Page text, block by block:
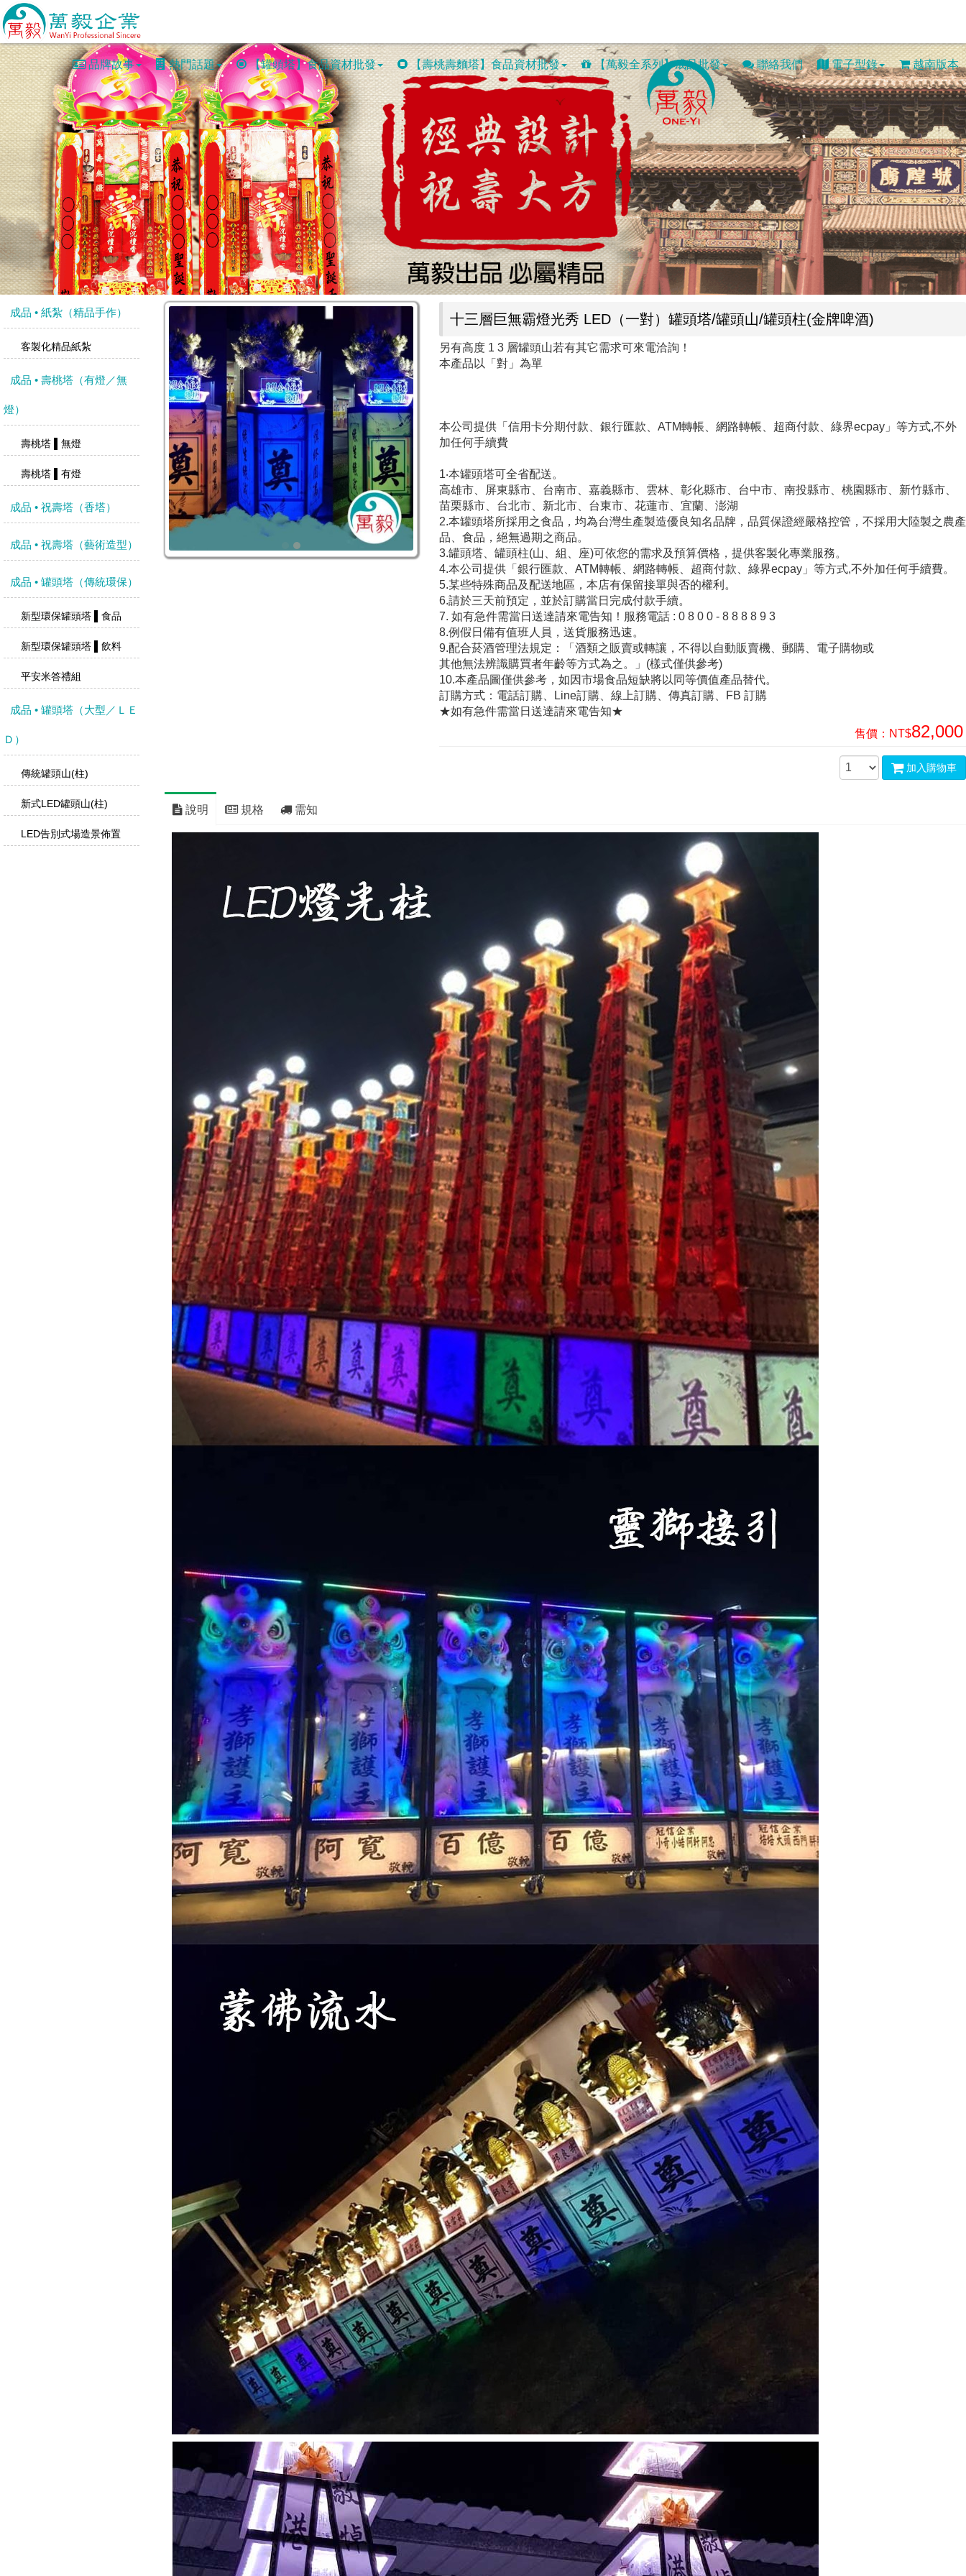
品牌故事 熱門話題 【罐頭塔】食品資材批發 【壽桃壽麵塔】食品資材批發 【萬毅全系列】成品批發 聯絡我們 電子型錄 越南版本
成品 • 紙紮（精品手作）
客製化精品紙紮
成品 • 壽桃塔（有燈／無
燈）
壽桃塔 ▌無燈
壽桃塔 ▌有燈
成品 • 祝壽塔（香塔）
成品 • 祝壽塔（藝術造型）
成品 • 罐頭塔（傳統環保）
新型環保罐頭塔 ▌食品
新型環保罐頭塔 ▌飲料
平安米答禮組
成品 • 罐頭塔（大型／ＬＥ
Ｄ）
傳統罐頭山(柱)
新式LED罐頭山(柱)
LED告別式場造景佈置
十三層巨無霸燈光秀 LED（一對）罐頭塔/罐頭山/罐頭柱(金牌啤酒)
另有高度 1 3 層罐頭山若有其它需求可來電洽詢！
本產品以「對」為單
本公司提供「信用卡分期付款、銀行匯款、ATM轉帳、網路轉帳、超商付款、綠界ecpay」等方式,不外
加任何手續費
1‧本罐頭塔可全省配送。
高雄市、屏東縣市、台南市、嘉義縣市、雲林、彰化縣市、台中市、南投縣市、桃園縣市、新竹縣市、
苗栗縣市、台北市、新北市、台東市、花蓮市、宜蘭、澎湖
2.本罐頭塔所採用之食品，均為台灣生產製造優良知名品牌，品質保證經嚴格控管，不採用大陸製之農產
品、食品，絕無過期之商品。
3.罐頭塔、罐頭柱(山、組、座)可依您的需求及預算價格，提供客製化專業服務。
4.本公司提供「銀行匯款、ATM轉帳、網路轉帳、超商付款、綠界ecpay」等方式,不外加任何手續費。
5.某些特殊商品及配送地區，本店有保留接單與否的權利。
6.請於三天前預定，並於訂購當日完成付款手續。
7. 如有急件需當日送達請來電告知！服務電話 : 0 8 0 0 - 8 8 8 8 9 3
8.例假日備有值班人員，送貨服務迅速。
9.配合菸酒管理法規定：「酒類之販賣或轉讓，不得以自動販賣機、郵購、電子購物或
其他無法辨識購買者年齡等方式為之。」(樣式僅供參考)
10.本產品圖僅供參考，如因市場食品短缺將以同等價值產品替代。
訂購方式：電話訂購、Line訂購、線上訂購、傳真訂購、FB 訂購
★如有急件需當日送達請來電告知★
售價： NT$82,000
加入購物車
說明 規格 需知